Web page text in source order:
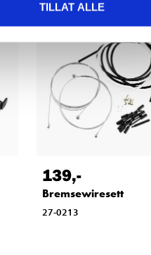
TILLAT ALLE
139,-
Bremsewiresett
27-0213